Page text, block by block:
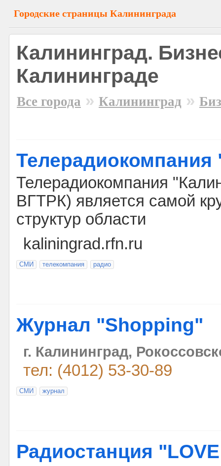
Городские страницы Калининграда
Калининград.
Калининграде
Все города » Калининград »
Телерадиокомпания
Телерадиокомпания
ВГТРК) является самой
структур области
kaliningrad.rfn.ru
СМИ телекомпания радио
Журнал "Shopping"
г. Калининград,
тел: (4012) 53-30-89
СМИ журнал
Радиостанция